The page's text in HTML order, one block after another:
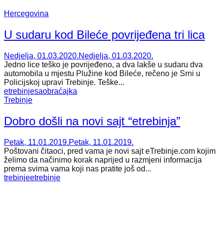
Hercegovina
U sudaru kod Bileće povrijeđena tri lica
Nedjelja, 01.03.2020.Nedjelja, 01.03.2020.
Jedno lice teško je povrijeđeno, a dva lakše u sudaru dva
automobila u mjestu Plužine kod Bileće, rečeno je Srni u
Policijskoj upravi Trebinje. Teške...
etrebinjesaobraćajka
Trebinje
Dobro došli na novi sajt “etrebinja”
Petak, 11.01.2019.Petak, 11.01.2019.
Poštovani čitaoci, pred vama je novi sajt eTrebinje.com kojim
želimo da načinimo korak naprijed u razmjeni informacija
prema svima vama koji nas pratite još od...
trebinjeetrebinje